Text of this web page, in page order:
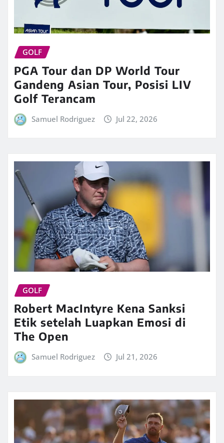
GOLF
PGA Tour dan DP World Tour
Gandeng Asian Tour, Posisi LIV
Golf Terancam
Samuel Rodriguez Jul 22, 2026
GOLF
Robert MacIntyre Kena Sanksi
Etik setelah Luapkan Emosi di
The Open
Samuel Rodriguez Jul 21, 2026